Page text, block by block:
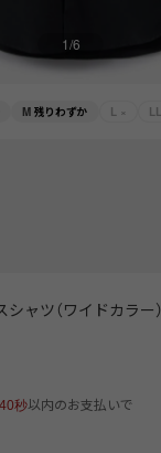
1/6
M 残りわずか L × LL
ャツ（ワイドカラー）
秒以内のお支払いで